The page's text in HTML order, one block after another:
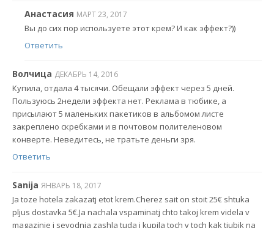
Анастасия МАРТ 23, 2017
Вы до сих пор используете этот крем? И как эффект?))
Ответить
Волчица ДЕКАБРЬ 14, 2016
Купила, отдала 4 тысячи. Обещали эффект через 5 дней.
Пользуюсь 2недели эффекта нет. Реклама в тюбике, а
присылают 5 маленьких пакетиков в альбомом листе
закреплено скребками и в почтовом полителеновом
конверте. Неведитесь, не тратьте деньги зря.
Ответить
Sanija ЯНВАРЬ 18, 2017
Ja toze hotela zakazatj etot krem.Cherez sait on stoit 25€ shtuka
pljus dostavka 5€.Ja nachala vspaminatj chto takoj krem videla v
magazinje i sevodnja zashla tuda i kupila toch v toch kak tjubik na